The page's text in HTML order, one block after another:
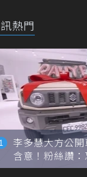
熱門
李多慧大方公
含意！粉絲讚
忙找車